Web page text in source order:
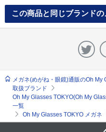
この商品と同じブランド
メガネ(めがね・眼鏡)通販のOh My
取扱ブランド
Oh My Glasses TOKYO(Oh My
一覧
Oh My Glasses TOKYO メガネ